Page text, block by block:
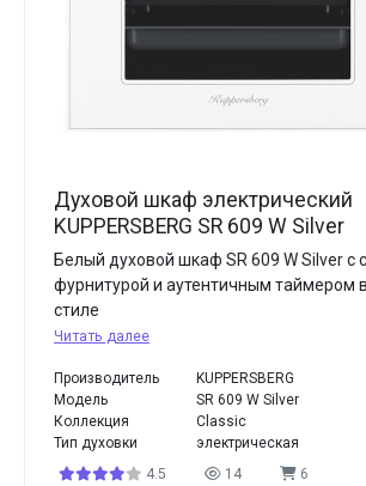
Духовой шкаф электрический
KUPPERSBERG SR 609 W Silver
Белый духовой шкаф SR 609 W Silver с
фурнитурой и аутентичным таймером
стиле
Читать далее
Производитель
KUPPERSBERG
Модель
SR 609 W Silver
Коллекция
Classic
Тип духовки
электрическая
4.5
14 6